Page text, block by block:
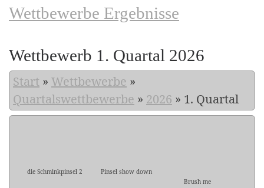
Wettbewerbe Ergebnisse
Wettbewerb 1. Quartal 2026
Start » Wettbewerbe »
Quartalswettbewerbe » 2026 » 1. Quartal
die Schminkpinsel 2
Pinsel show down
Brush me